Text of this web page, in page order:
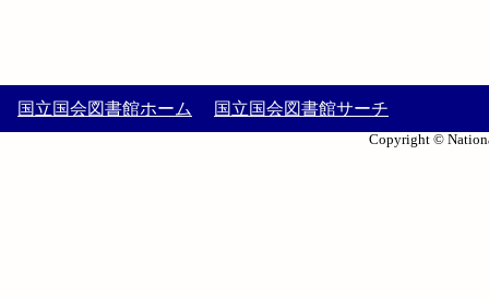
国立国会図書館ホーム 国立国会図書館サーチ
Copyright ©